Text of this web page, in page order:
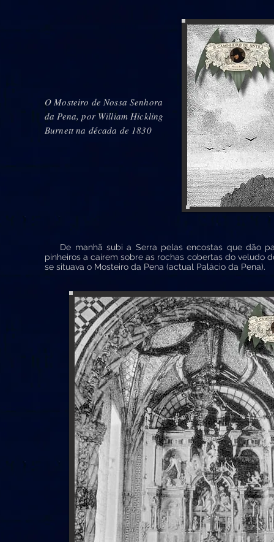
O Mosteiro de Nossa Senhora
da Pena, por William Hickling
Burnett na década de 1830
De manhã subi a Serra pelas encostas que dão
pinheiros a caírem sobre as rochas cobertas do veludo
se situava o Mosteiro da Pena (actual Palácio da Pena).